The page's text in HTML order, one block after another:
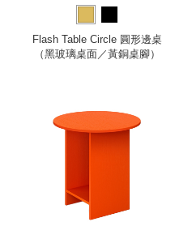
Flash Table Circle 圓形邊桌
（黑玻璃桌面／黃銅桌腳）